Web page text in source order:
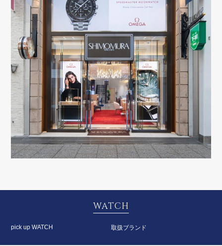
WATCH
pick up WATCH 取扱ブランド